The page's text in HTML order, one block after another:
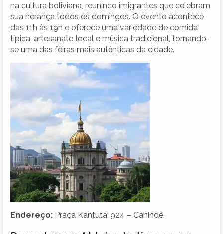
na cultura boliviana, reunindo imigrantes que celebram
sua herança todos os domingos. O evento acontece
das 11h às 19h e oferece uma variedade de comida
típica, artesanato local e música tradicional, tornando-
se uma das feiras mais autênticas da cidade.
Endereço: Praça Kantuta, 924 – Canindé.